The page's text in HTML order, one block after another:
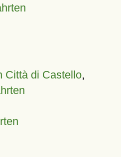
Città di Castello,